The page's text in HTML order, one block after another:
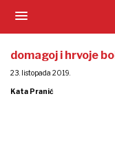
domagoj i hrvoje
23. listopada 2019.
Kata Pranić